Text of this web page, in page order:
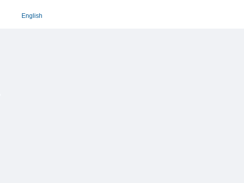
English